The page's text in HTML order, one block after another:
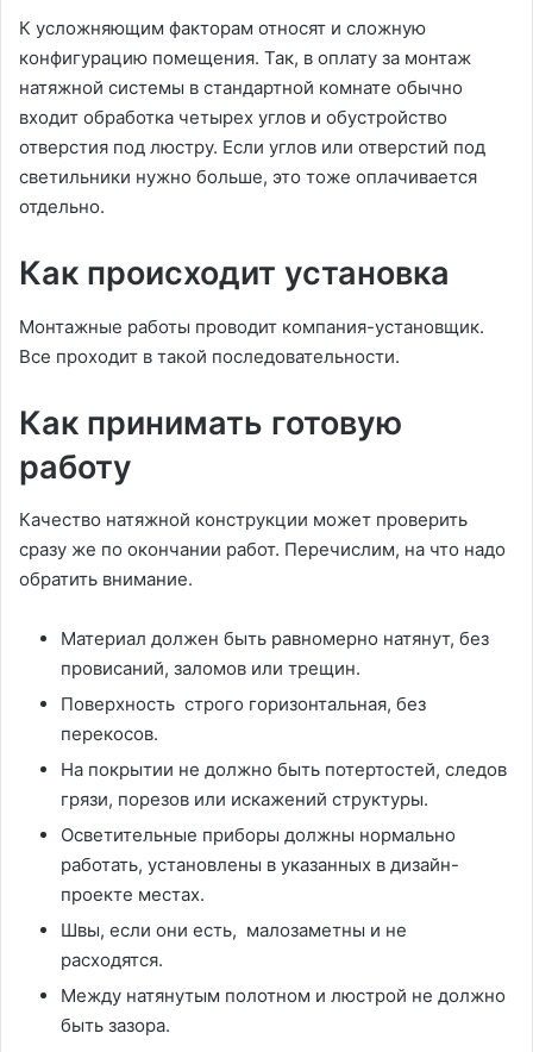
К усложняющим факторам относят и сложную
конфигурацию помещения. Так, в оплату за монтаж
натяжной системы в стандартной комнате обычно
входит обработка четырех углов и обустройство
отверстия под люстру. Если углов или отверстий под
светильники нужно больше, это тоже оплачивается
отдельно.
Как происходит установка
Монтажные работы проводит компания-установщик.
Все проходит в такой последовательности.
Как принимать готовую
работу
Качество натяжной конструкции может проверить
сразу же по окончании работ. Перечислим, на что надо
обратить внимание.
Материал должен быть равномерно натянут, без
провисаний, заломов или трещин.
Поверхность строго горизонтальная, без
перекосов.
На покрытии не должно быть потертостей, следов
грязи, порезов или искажений структуры.
Осветительные приборы должны нормально
работать, установлены в указанных в дизайн-
проекте местах.
Швы, если они есть, малозаметны и не
расходятся.
Между натянутым полотном и люстрой не должно
быть зазора.